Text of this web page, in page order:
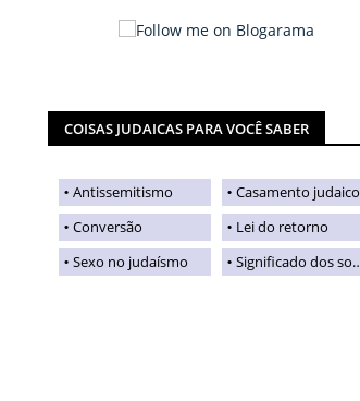
COISAS JUDAICAS PARA VOCÊ SABER
Antissemitismo
Casamento judaico
Conversão
Lei do retorno
Sexo no judaísmo
Significado dos sobrenomes judaicos